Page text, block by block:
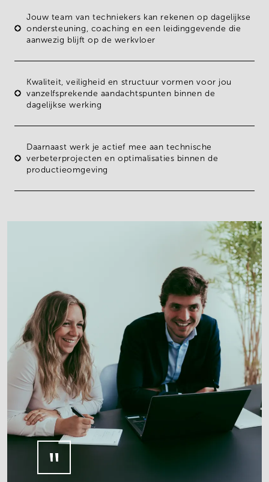
Jouw team van techniekers kan rekenen op dagelijkse
ondersteuning, coaching en een leidinggevende die
aanwezig blijft op de werkvloer
Kwaliteit, veiligheid en structuur vormen voor jou
vanzelfsprekende aandachtspunten binnen de
dagelijkse werking
Daarnaast werk je actief mee aan technische
verbeterprojecten en optimalisaties binnen de
productieomgeving